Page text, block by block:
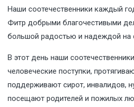
Наши соотечественники каждый
Фитр добрыми благочестивыми
большой радостью и надеждой на
В этот день наши
человеческие поступки,
поддерживают сирот, инвалидов,
посещают родителей и пожилых